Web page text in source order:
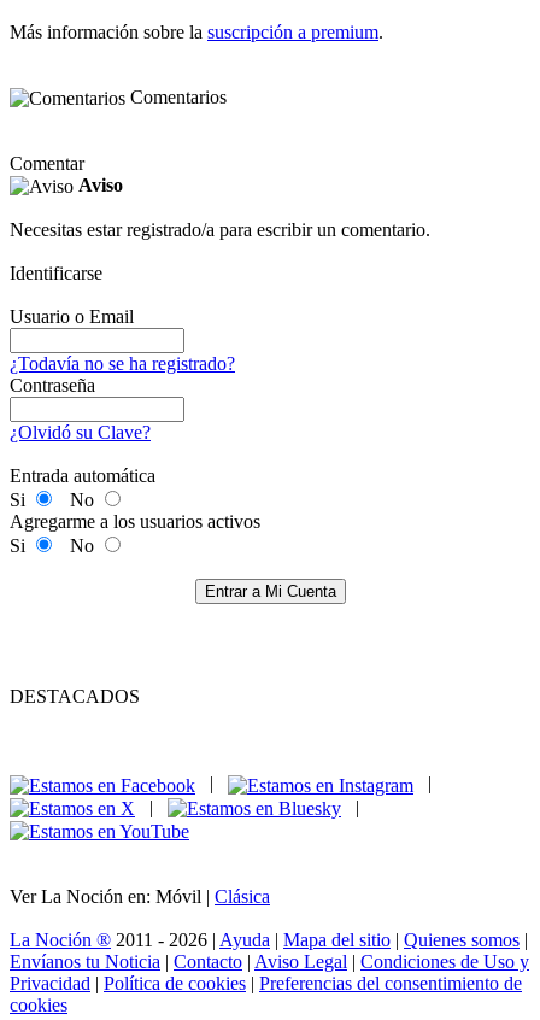
Más información sobre la suscripción a premium.
Comentarios
Comentar
Aviso
Necesitas estar registrado/a para escribir un comentario.
Identificarse
Usuario o Email
¿Todavía no se ha registrado?
Contraseña
¿Olvidó su Clave?
Entrada automática
Si
No
Agregarme a los usuarios activos
Si
No
Entrar a Mi Cuenta
DESTACADOS
|
|
Ver La Noción en: Móvil | Clásica
La Noción ® 2011 - 2026 | Ayuda | Mapa del sitio | Quienes somos |
Envíanos tu Noticia | Contacto | Aviso Legal | Condiciones de Uso y
Privacidad | Política de cookies | Preferencias del consentimiento de
cookies